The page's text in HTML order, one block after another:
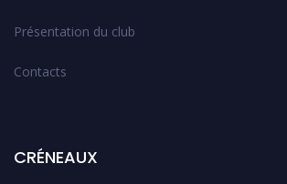
Présentation du club
Contacts
CRÉNEAUX